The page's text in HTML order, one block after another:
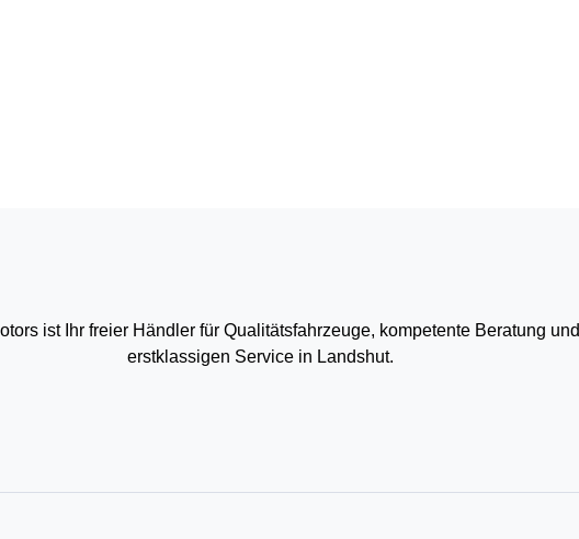
ist Ihr freier Händler für Qualitätsfahrzeuge, kompetente Beratung und
erstklassigen Service in Landshut.